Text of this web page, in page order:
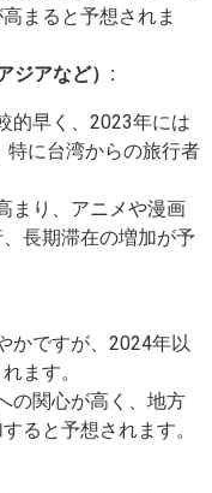
まると予想されま
ジアなど）:
的早く、2023年には
特に台湾からの旅行者
まり、アニメや漫画
長期滞在の増加が予
かですが、2024年以
ます。
の関心が高く、地方
ると予想されます。